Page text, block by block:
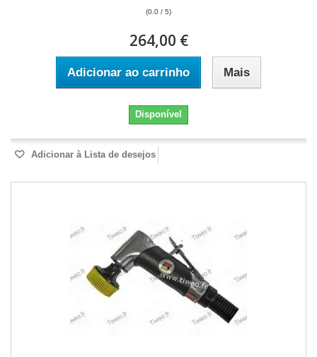
(0.0 / 5)
264,00 €
Adicionar ao carrinho Mais
Disponível
Adicionar à Lista de desejos